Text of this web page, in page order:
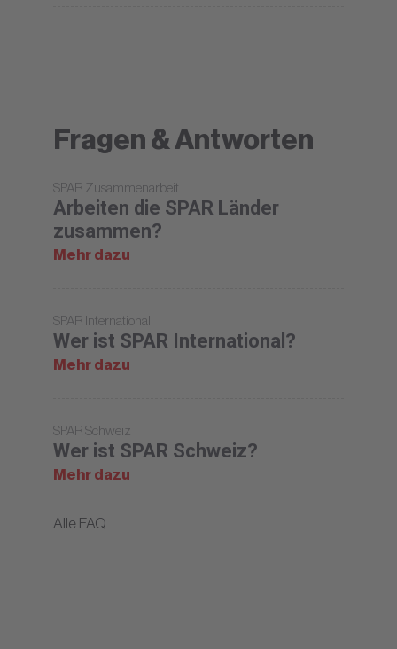
Fragen & Antworten
SPAR Zusammenarbeit
Arbeiten die SPAR Länder
zusammen?
Mehr dazu
SPAR International
Wer ist SPAR International?
Mehr dazu
SPAR Schweiz
Wer ist SPAR Schweiz?
Mehr dazu
Alle FAQ